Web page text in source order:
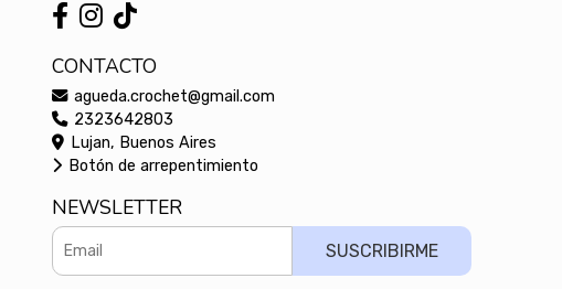
CONTACTO
agueda.crochet@gmail.com
2323642803
Lujan, Buenos Aires
Botón de arrepentimiento
NEWSLETTER
SUSCRIBIRME